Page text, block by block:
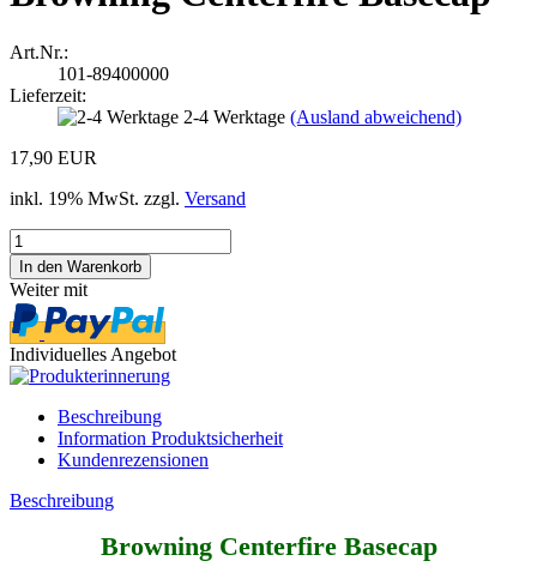
Art.Nr.:
101-89400000
Lieferzeit:
2-4 Werktage (Ausland abweichend)
17,90 EUR
inkl. 19% MwSt. zzgl. Versand
Weiter mit
Individuelles Angebot
Beschreibung
Information Produktsicherheit
Kundenrezensionen
Beschreibung
Browning Centerfire Basecap